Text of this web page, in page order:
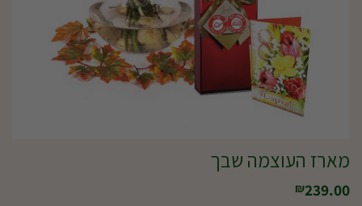
מארז העוצמה שבך
₪239.00